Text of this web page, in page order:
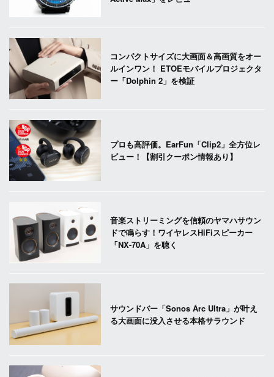
コンパクトサイズに大画面＆高画質をオー
ルインワン！ ETOEモバイルプロジェクタ
ー「Dolphin 2」を検証
プロも高評価。EarFun「Clip2」全方位レ
ビュー！【割引クーポン情報あり】
音楽ストリーミングを信頼のヤマハサウン
ドで鳴らす！ワイヤレスHiFiスピーカー
「NX-70A」を聴く
サウンドバー「Sonos Arc Ultra」が叶え
る大画面に没入させる本格サラウンド